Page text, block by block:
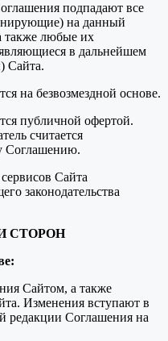
подпадают все
на данный
также любые их
в дальнейшем
Сайта.
на безвозмездной основе.
публичной офертой.
считается
Соглашению.
Сайта
законодательства
СТОРОН
Сайтом, а также
Изменения вступают в
редакции Соглашения на